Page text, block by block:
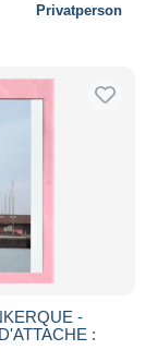
Privatperson
-
: